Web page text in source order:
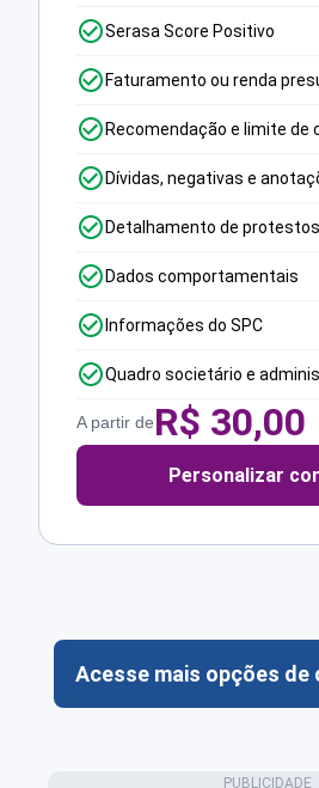
Serasa Score Positivo
Faturamento ou renda
Recomendação e limite de
Dívidas, negativas e
Detalhamento de protestos
Dados comportamentais
Informações do SPC
Quadro societário e
A partir deR$ 30,00
Personalizar
Acesse mais opções de